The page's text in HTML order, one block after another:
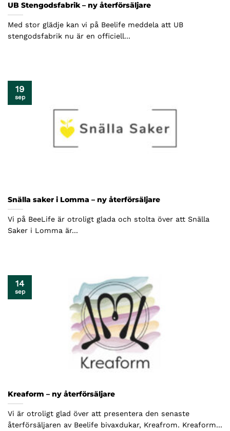
UB Stengodsfabrik – ny återförsäljare
Med stor glädje kan vi på Beelife meddela att UB
stengodsfabrik nu är en officiell...
Snälla saker i Lomma – ny återförsäljare
Vi på BeeLife är otroligt glada och stolta över att Snälla
Saker i Lomma är...
19
sep
Kreaform – ny återförsäljare
Vi är otroligt glad över att presentera den senaste
återförsäljaren av Beelife bivaxdukar, Kreafrom. Kreaform...
14
sep